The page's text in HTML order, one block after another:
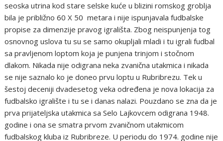
seoska utrina kod stare selske kuće u blizini romskog groblja
bila je približno 60 X 50 metara i nije ispunjavala fudbalske
propise za dimenzije pravog igrališta. Zbog neispunjenja tog
osnovnog uslova tu su se samo okupljali mladi i tu igrali fudbal
sa pravljenom loptom koja je punjena trinjom i stočnom
dlakom. Nikada nije odigrana neka zvanična utakmica i nikada
se nije saznalo ko je doneo prvu loptu u Rubribrezu. Tek u
šestoj deceniji dvadesetog veka određena je nova lokacija za
fudbalsko igralište i tu se i danas nalazi. Pouzdano se zna da je
prva prijateljska utakmica sa Selo Lajkovcem odigrana 1948.
godine i ona se smatra prvom zvaničnom utakmicom
fudbalskog kluba iz Rubribreze. U periodu do 1974. godine nije